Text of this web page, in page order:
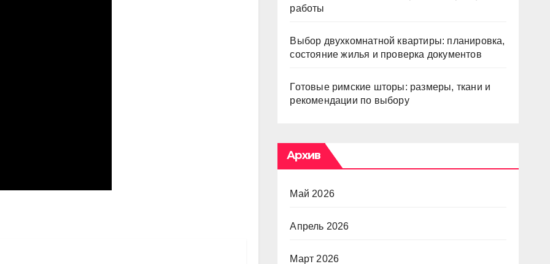
работы
Выбор двухкомнатной квартиры: планировка,
состояние жилья и проверка документов
Готовые римские шторы: размеры, ткани и
рекомендации по выбору
Архив
Май 2026
Апрель 2026
Март 2026